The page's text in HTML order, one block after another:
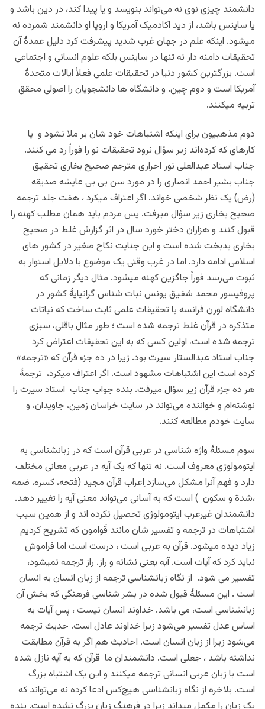
دانشمند چیزی نوی نه می‌تواند بنویسد و یا پیدا کند، در دین باشد و
یا ساینس باشد، از دید اکادمیک آمریکا و اروپا او دانشمند شمرده نه
میشود. اینکه علم در جهان غرب شدید پیشرفت کرد دلیل عمدۀ آن
تحقیقات دامنه دار نه تنها در ساینس بلکه علوم انسانی و اجتماعی
است. بزرگترین کشور دنیا در تحقیقات علمی فعلاً ایالات متحدۀ
آمریکا است و دوم چین. و دانشگاه‌ ها دانشجویان را اصولی محقق
تربیه میکنند.
دوم مذهبیون برای اینکه اشتباهات خود شان بر ملا نشود و یا
کارهای که کرده‌اند زیر سؤال نرود تحقیقات نو را فوراً رد می کنند.
جناب استاد عبدالعلی نور احراری مترجم صحیح بخاری تحقیق
جناب بشیر احمد انصاری را در مورد سن بی بی عایشه صدیقه
(رض) یک نظر شخصی خواند. اگر اعتراف میکرد ، هفت جلد ترجمه
صحیح بخاری زیر سؤال میرفت. پس مردم باید همان مطلب کهنه را
قبول کنند و هزاران دختر خورد سال در اثر گزارش غلط در صحیح
بخاری بدبخت شده است و این جنایت نکاح صغیر در کشور های
اسلامی ادامه دارد. اما در غرب وقتی یک موضوع با دلایل استوار به
ثبوت می‌رسد فوراً جاگزین کهنه میشود. مثال دیگر زمانی که
پروفیسور محمد شفیق یونس نبات شناس گرانپایۀ کشور در
دانشگاه لورن فرانسه با تحقیقات علمی ثابت ساخت که نباتات
متذکره در قرآن غلط ترجمه شده است ؛ طور مثال باقلی، سبزی
ترجمه شده است، اولین کسی که به این تحقیقات اعتراض کرد
جناب استاد عبدالستار سیرت بود. زیرا در ده جزء قرآن که «ترجمه»
کرده است این اشتباهات مشهود است. اگر اعتراف میکرد، ترجمۀ
هر ده جزء قرآن زیر سؤال میرفت. بنده جواب جناب استاد سیرت را
نوشته‌ام و خواننده می‌تواند در سایت خراسان زمین، جاویدان، و
سایت خودم مطالعه کنند.
سوم مسئلۀ واژه شناسی در عربی قرآن است که در زبانشناسی به
ایتومولوژی معروف است. نه تنها که یک آیه در عربی معانی مختلف
دارد و فهم آنرا مشکل می‌سازد اِعراب قرآن مجید (فتحه، کسره، ضمه
،شدة و سکون ) است که به آسانی می‌تواند معنی آیه را تغییر دهد.
دانشمندان غیرعرب ایتومولوژی تحصیل نکرده اند و از همین سبب
اشتباهات در ترجمه و تفسیر شان مانند قَوامون که تشریح کردیم
زیاد دیده میشود. قرآن به عربی است ، درست است اما فراموش
نباید کرد که آیات است. آیه یعنی نشانه و راز. راز ترجمه نمیشود،
تفسیر می شود. از نگاه زبانشناسی ترجمه از زبان انسان به انسان
است . این مسئلۀ قبول شده در بشر شناسی فرهنگی که بخش آن
زبانشناسی است، می باشد. خداوند انسان نیست ، پس آیات به
اساس عدل تفسیر می‌شود زیرا خداوند عادل است. حدیث ترجمه
می‌شود زیرا از زبان انسان است. احادیث هم اگر به قرآن مطابقت
نداشته باشد ، جعلی است. دانشمندان ما قرآن که به آیه نازل شده
است با زبان عربی انسانی ترجمه میکنند و این یک اشتباه بزرگ
است. بلاخره از نگاه زبانشناسی هیچ‌کس ادعا کرده نه می‌تواند که